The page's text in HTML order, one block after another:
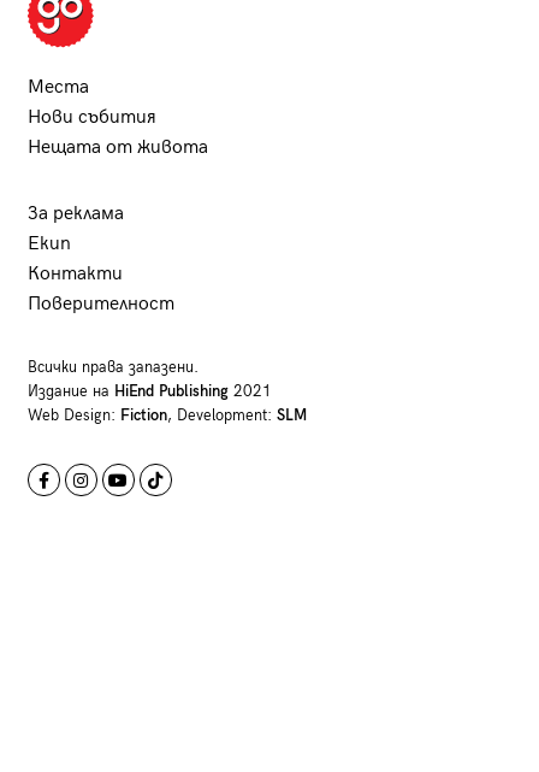
Места
Нови събития
Нещата от живота
За реклама
Екип
Контакти
Поверителност
Всички права запазени.
Издание на HiEnd Publishing2021
Web Design: Fiction, Development: SLM